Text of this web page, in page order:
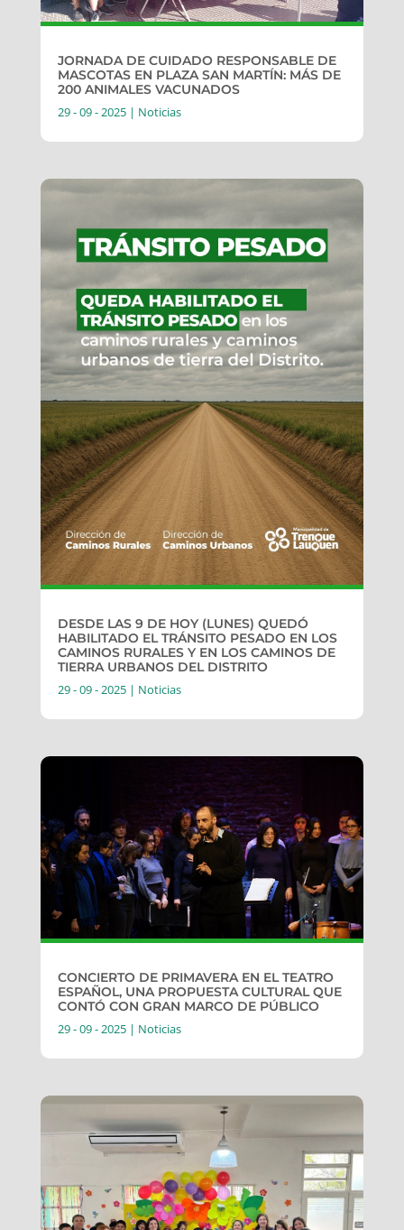
JORNADA DE CUIDADO RESPONSABLE DE
MASCOTAS EN PLAZA SAN MARTÍN: MÁS DE
200 ANIMALES VACUNADOS
29 - 09 - 2025| Noticias
DESDE LAS 9 DE HOY (LUNES) QUEDÓ
HABILITADO EL TRÁNSITO PESADO EN LOS
CAMINOS RURALES Y EN LOS CAMINOS DE
TIERRA URBANOS DEL DISTRITO
29 - 09 - 2025| Noticias
CONCIERTO DE PRIMAVERA EN EL TEATRO
ESPAÑOL, UNA PROPUESTA CULTURAL QUE
CONTÓ CON GRAN MARCO DE PÚBLICO
29 - 09 - 2025| Noticias